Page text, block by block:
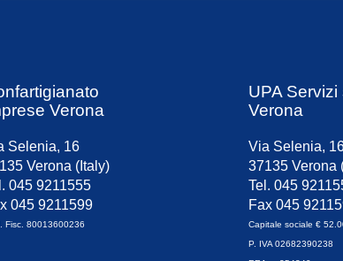
Verona
Selenia, 16
Verona (Italy)
045 9211555
045 9211599
Fisc. 80013600236
UPA Servizi
Verona
Via Selenia,
37135 Verona
Tel. 045
Fax 045
Capitale sociale €
P. IVA 02682390238